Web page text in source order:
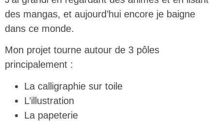
des mangas, et aujourd’hui encore je baigne
dans ce monde.
Mon projet tourne autour de 3 pôles
principalement :
La calligraphie sur toile
L’illustration
La papeterie